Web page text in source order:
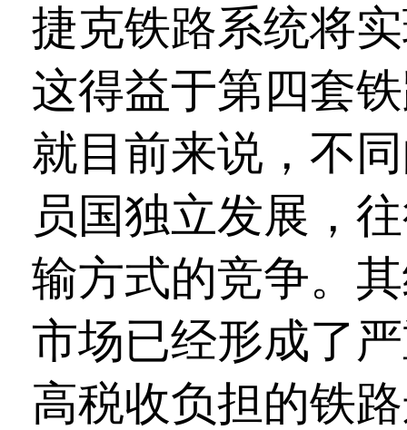
捷克铁路系统将
这得益于第四套
就目前来说，不
员国独立发展，
输方式的竞争。
市场已经形成了
高税收负担的铁